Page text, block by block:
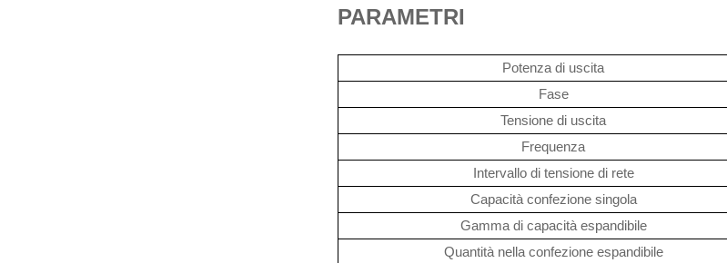
PARAMETRI
Potenza di uscita
Fase
Tensione di uscita
Frequenza
Intervallo di tensione di rete
Capacità confezione singola
Gamma di capacità espandibile
Quantità nella confezione espandibile